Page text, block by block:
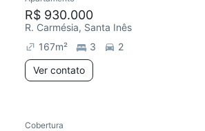
R$ 930.000
R. Carmésia, Santa Inês
167m² 3
2
Ver contato
Cobertura